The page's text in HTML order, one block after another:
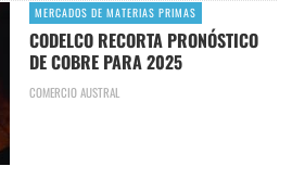
MERCADOS DE MATERIAS PRIMAS
CODELCO RECORTA PRONÓSTICO
DE COBRE PARA 2025
COMERCIO AUSTRAL